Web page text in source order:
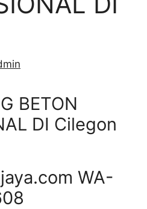
BETON
DI Cilegon
WA-